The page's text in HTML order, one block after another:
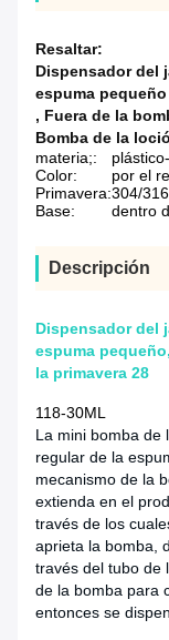
Resaltar:
Dispensador del
espuma pequeño
, Fuera de la
Bomba de la
materia;:
Color:
por el
Primavera:304/316
Base:
dentro
Descripción
Dispensador del
espuma
la primavera 28
118-30ML
La mini bomba de
regular de la
mecanismo de la
extienda en el
través de los
aprieta la bomba,
través del tubo de
de la bomba para
entonces se